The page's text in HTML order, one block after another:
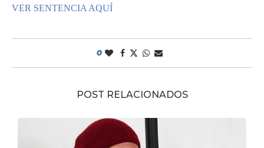
VER SENTENCIA AQUÍ
0
POST RELACIONADOS